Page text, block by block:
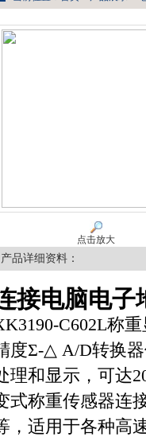
点击放大
产品详细资料：
接电脑电子
C602L称
度Σ-△ A/D转换
理和显示，可达
式称重传感器连
，适用于各种高